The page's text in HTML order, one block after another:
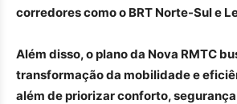
corredores como o BRT Norte-Sul e
Além disso, o plano da Nova RMTC
transformação da mobilidade e
além de priorizar conforto,